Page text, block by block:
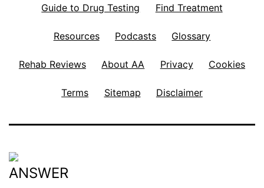
Guide to Drug Testing Find Treatment
Resources Podcasts Glossary
Rehab Reviews About AA Privacy Cookies
Terms Sitemap Disclaimer